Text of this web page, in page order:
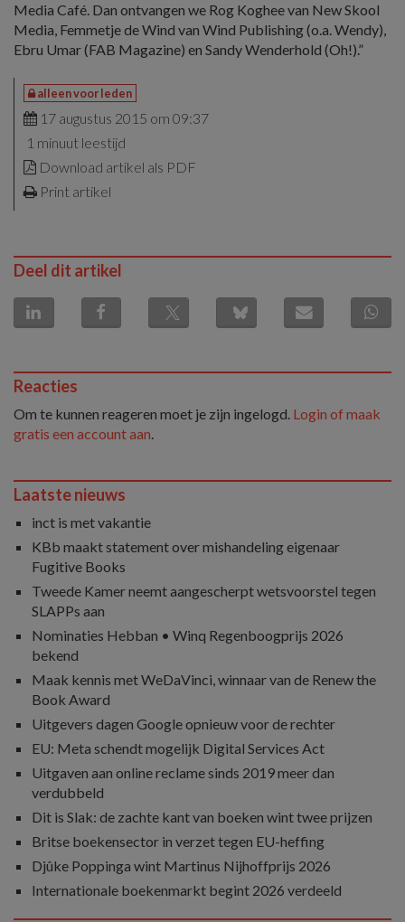
Media Café. Dan ontvangen we Rog Koghee van New Skool
Media, Femmetje de Wind van Wind Publishing (o.a. Wendy),
Ebru Umar (FAB Magazine) en Sandy Wenderhold (Oh!).”
alleen voor leden
17 augustus 2015 om 09:37
1 minuut leestijd
Download artikel als PDF
Print artikel
Deel dit artikel
Reacties
Om te kunnen reageren moet je zijn ingelogd. Login of maak
gratis een account aan.
Laatste nieuws
inct is met vakantie
KBb maakt statement over mishandeling eigenaar
Fugitive Books
Tweede Kamer neemt aangescherpt wetsvoorstel tegen
SLAPPs aan
Nominaties Hebban • Winq Regenboogprijs 2026
bekend
Maak kennis met WeDaVinci, winnaar van de Renew the
Book Award
Uitgevers dagen Google opnieuw voor de rechter
EU: Meta schendt mogelijk Digital Services Act
Uitgaven aan online reclame sinds 2019 meer dan
verdubbeld
Dit is Slak: de zachte kant van boeken wint twee prijzen
Britse boekensector in verzet tegen EU-heffing
Djûke Poppinga wint Martinus Nijhoffprijs 2026
Internationale boekenmarkt begint 2026 verdeeld